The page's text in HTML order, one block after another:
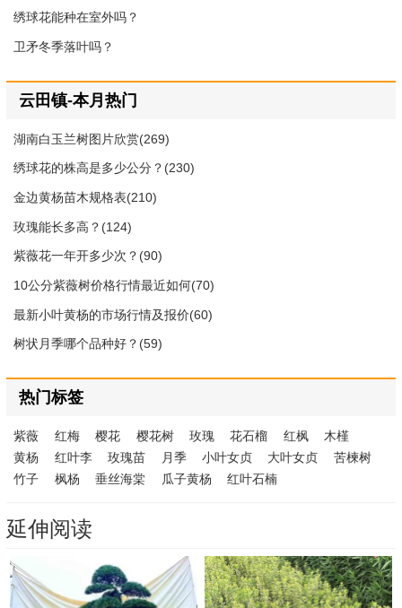
绣球花能种在室外吗？
卫矛冬季落叶吗？
云田镇-本月热门
湖南白玉兰树图片欣赏(269)
绣球花的株高是多少公分？(230)
金边黄杨苗木规格表(210)
玫瑰能长多高？(124)
紫薇花一年开多少次？(90)
10公分紫薇树价格行情最近如何(70)
最新小叶黄杨的市场行情及报价(60)
树状月季哪个品种好？(59)
热门标签
紫薇 红梅 樱花 樱花树 玫瑰 花石榴 红枫
木槿
黄杨
红叶李 玫瑰苗 月季 小叶女贞 大叶女贞
苦楝树
竹子
枫杨 垂丝海棠 瓜子黄杨 红叶石楠
延伸阅读